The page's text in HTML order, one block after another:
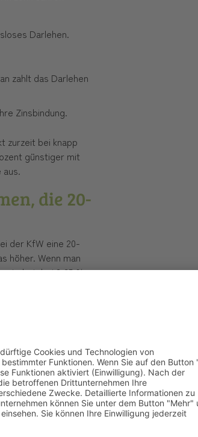
Darlehen.
zahlt das Darlehen
Zinsbindung.
zurzeit bei knapp
günstiger mit
die 20-
der KfW eine 20-
höher. Wenn man
sind wir bei 2,35 %.
Vergleich: Der
am Markt für 20-
knapp
als der
den